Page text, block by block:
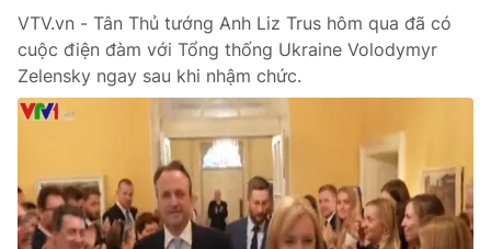
Xã hội
Pháp luật
Thế giới
VTV.vn - Tân Thủ tướng Anh Liz Trus hôm qua đã có
cuộc điện đàm với Tổng thống Ukraine Volodymyr
Zelensky ngay sau khi nhậm chức.